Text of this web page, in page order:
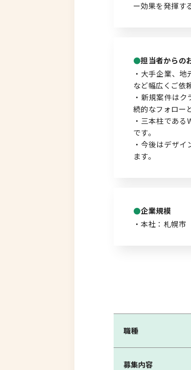
ー効果を発揮す
担当者からの
・大手企業、
など幅広くご依
・新規案件は
続的なフォロー
・三本柱であ
です。
・今後はデザ
ます。
企業規模
・本社：札幌
職種
募集内容